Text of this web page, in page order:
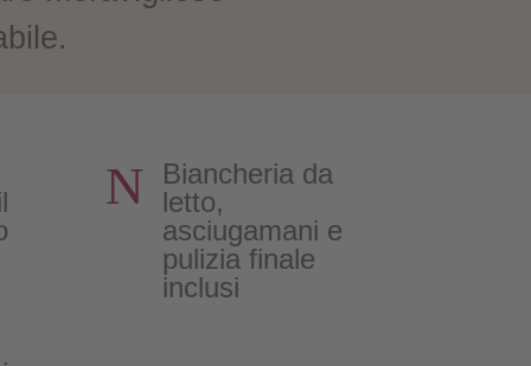
N
Biancheria da
letto,
asciugamani e
pulizia finale
inclusi